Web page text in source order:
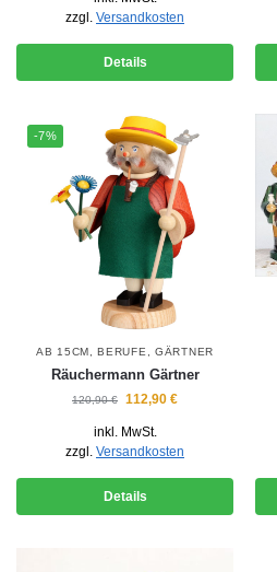
zzgl. Versandkosten
Details
-7%
AB 15CM , BERUFE, GÄRTNER
Räuchermann Gärtner
120,90€ 112,90 €
inkl. MwSt.
zzgl. Versandkosten
Details